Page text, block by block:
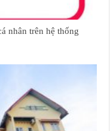
nhân trên hệ thống